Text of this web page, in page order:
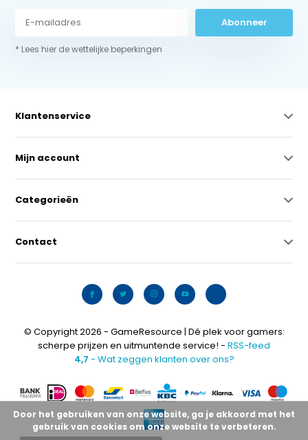
Abonneer
* Lees hier de wettelijke beperkingen
Klantenservice
Mijn account
Categorieën
Contact
© Copyright 2026 - GameResource | Dé plek voor gamers:
scherpe prijzen en uitmuntende service! - RSS-feed
4,7 - Wat zeggen klanten over ons?
Door het gebruiken van onze website, ga je akkoord met het
gebruik van cookies om onze website te verbeteren.